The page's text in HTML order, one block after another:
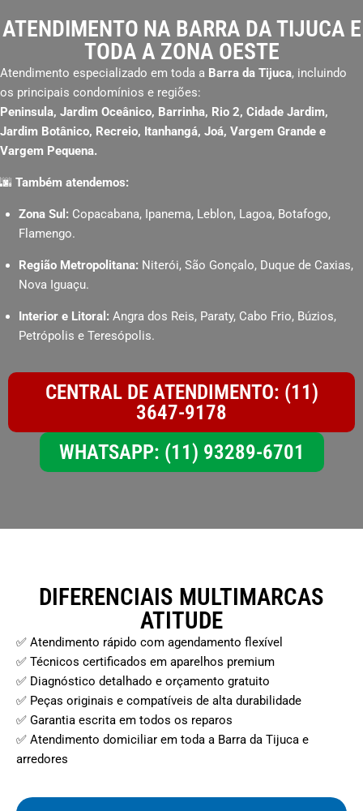
ATENDIMENTO NA BARRA DA TIJUCA E
TODA A ZONA OESTE
Atendimento especializado em toda a Barra da Tijuca, incluindo
os principais condomínios e regiões:
Peninsula, Jardim Oceânico, Barrinha, Rio 2, Cidade Jardim,
Jardim Botânico, Recreio, Itanhangá, Joá, Vargem Grande e
Vargem Pequena.
🌆 Também atendemos:
Zona Sul: Copacabana, Ipanema, Leblon, Lagoa, Botafogo,
Flamengo.
Região Metropolitana: Niterói, São Gonçalo, Duque de Caxias,
Nova Iguaçu.
Interior e Litoral: Angra dos Reis, Paraty, Cabo Frio, Búzios,
Petrópolis e Teresópolis.
CENTRAL DE ATENDIMENTO: (11)
3647-9178
WHATSAPP: (11) 93289-6701
DIFERENCIAIS MULTIMARCAS
ATITUDE
✅ Atendimento rápido com agendamento flexível
✅ Técnicos certificados em aparelhos premium
✅ Diagnóstico detalhado e orçamento gratuito
✅ Peças originais e compatíveis de alta durabilidade
✅ Garantia escrita em todos os reparos
✅ Atendimento domiciliar em toda a Barra da Tijuca e
arredores